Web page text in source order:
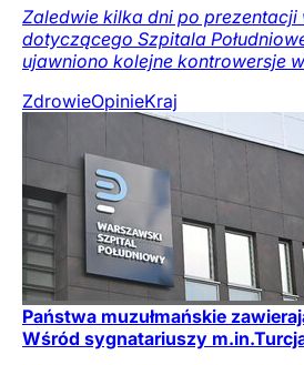
Zaledwie kilka dni po
dotyczącego Szpitala
ujawniono kolejne kontrowersje
ZdrowieOpinieKraj
Państwa muzułmańskie
Wśród sygnatariuszy